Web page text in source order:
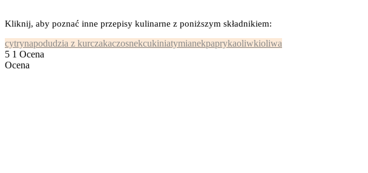
Kliknij, aby poznać inne przepisy kulinarne z poniższym składnikiem:
cytrynapodudzia z kurczakaczosnekcukiniatymianekpaprykaoliwkioliwa
5 1 Ocena
Ocena